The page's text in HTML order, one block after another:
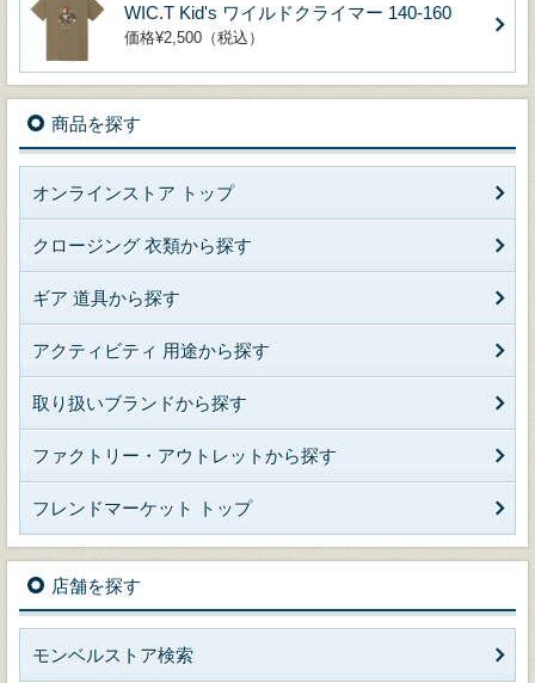
WIC.T Kid's ワイルドクライマー 140-160
価格¥2,500（税込）
商品を探す
オンラインストア トップ
クロージング 衣類から探す
ギア 道具から探す
アクティビティ 用途から探す
取り扱いブランドから探す
ファクトリー・アウトレットから探す
フレンドマーケット トップ
店舗を探す
モンベルストア検索